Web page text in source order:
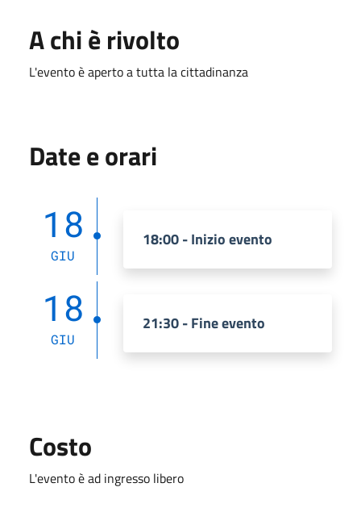
A chi è rivolto
L'evento è aperto a tutta la cittadinanza
Date e orari
18
GIU
18:00 - Inizio evento
18
GIU
21:30 - Fine evento
Costo
L'evento è ad ingresso libero